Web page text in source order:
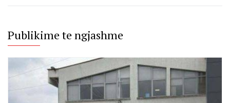
Publikime te ngjashme